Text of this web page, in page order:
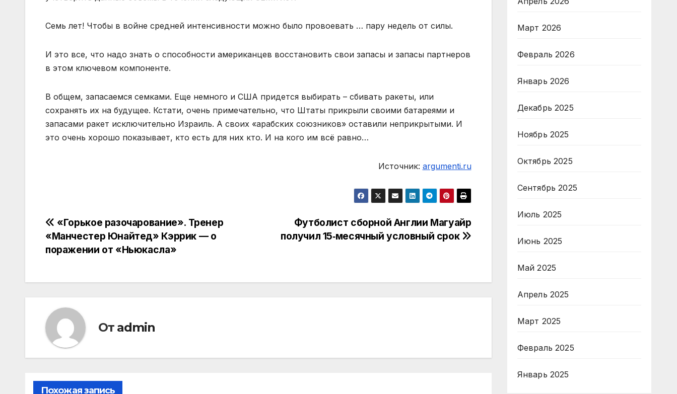
Семь лет! Чтобы в войне средней интенсивности можно было провоевать … пару недель от силы.
И это все, что надо знать о способности американцев восстановить свои запасы и запасы партнеров
в этом ключевом компоненте.
В общем, запасаемся семками. Еще немного и США придется выбирать – сбивать ракеты, или
сохранять их на будущее. Кстати, очень примечательно, что Штаты прикрыли своими батареями и
запасами ракет исключительно Израиль. А своих «арабских союзников» оставили неприкрытыми. И
это очень хорошо показывает, кто есть для них кто. И на кого им всё равно…
Источник: argumenti.ru
Навигация
по
Футболист сборной Англии Магуайр
получил 15‑месячный условный срок
«Горькое разочарование». Тренер
«Манчестер Юнайтед» Кэррик — о
поражении от «Ньюкасла»
От admin
Похожая запись
Март 2026
Февраль 2026
Январь 2026
Декабрь 2025
Ноябрь 2025
Октябрь 2025
Сентябрь 2025
Июль 2025
Июнь 2025
Май 2025
Апрель 2025
Март 2025
Февраль 2025
Январь 2025